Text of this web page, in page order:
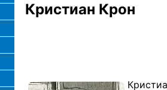
Кристиан Крон